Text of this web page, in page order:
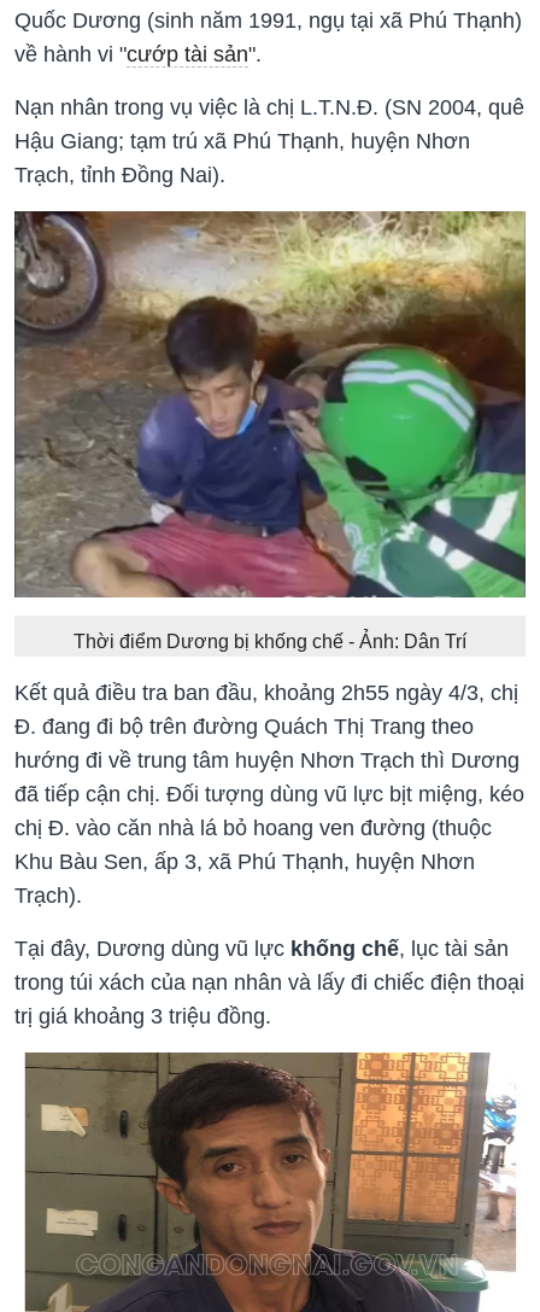
Quốc Dương (sinh năm 1991, ngụ tại xã Phú Thạnh)
về hành vi "cướp tài sản".
Nạn nhân trong vụ việc là chị L.T.N.Đ. (SN 2004, quê
Hậu Giang; tạm trú xã Phú Thạnh, huyện Nhơn
Trạch, tỉnh Đồng Nai).
Thời điểm Dương bị khống chế - Ảnh: Dân Trí
Kết quả điều tra ban đầu, khoảng 2h55 ngày 4/3, chị
Đ. đang đi bộ trên đường Quách Thị Trang theo
hướng đi về trung tâm huyện Nhơn Trạch thì Dương
đã tiếp cận chị. Đối tượng dùng vũ lực bịt miệng, kéo
chị Đ. vào căn nhà lá bỏ hoang ven đường (thuộc
Khu Bàu Sen, ấp 3, xã Phú Thạnh, huyện Nhơn
Trạch).
Tại đây, Dương dùng vũ lực khống chế, lục tài sản
trong túi xách của nạn nhân và lấy đi chiếc điện thoại
trị giá khoảng 3 triệu đồng.